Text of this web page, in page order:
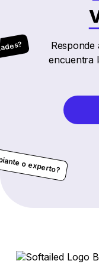
encuentra
o experto?